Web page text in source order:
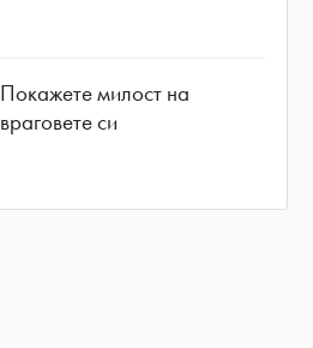
Покажете милост на
враговете си